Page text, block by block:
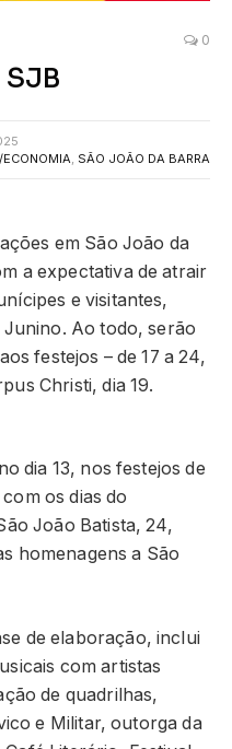
0
ECONOMIA, SÃO JOÃO DA BARRA
em São João da
a expectativa de atrair
e visitantes,
Ao todo, serão
festejos – de 17 a 24,
Christi, dia 19.
dia 13, nos festejos de
os dias do
João Batista, 24,
homenagens a São
de elaboração, inclui
com artistas
de quadrilhas,
e Militar, outorga da